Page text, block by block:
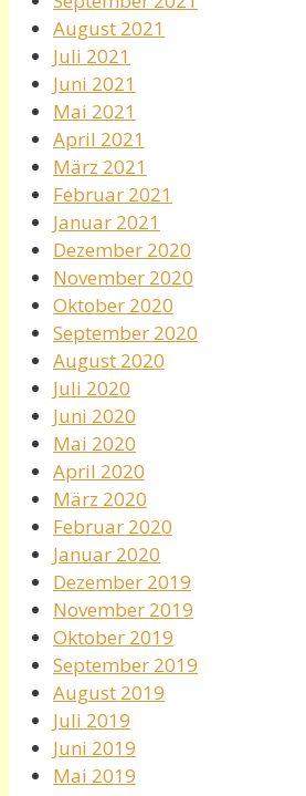
August 2021
Juli 2021
Juni 2021
Mai 2021
April 2021
März 2021
Februar 2021
Januar 2021
Dezember 2020
November 2020
Oktober 2020
September 2020
August 2020
Juli 2020
Juni 2020
Mai 2020
April 2020
März 2020
Februar 2020
Januar 2020
Dezember 2019
November 2019
Oktober 2019
September 2019
August 2019
Juli 2019
Juni 2019
Mai 2019